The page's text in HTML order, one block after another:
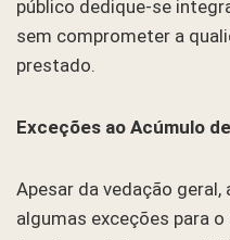
público dedique-se
sem comprometer a
prestado.
Exceções ao Acúmulo
Apesar da vedação
algumas exceções para